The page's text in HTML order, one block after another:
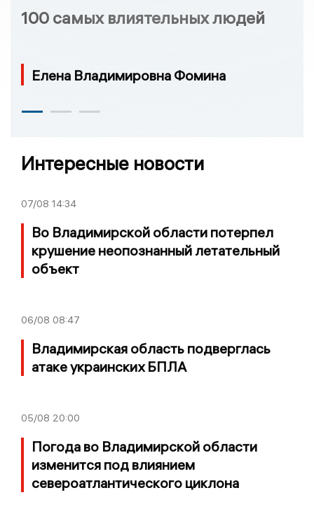
100 самых влиятельных людей
Елена Владимировна Фомина
Интересные новости
07/08 14:34
Во Владимирской области потерпел
крушение неопознанный летательный
объект
06/08 08:47
Владимирская область подверглась
атаке украинских БПЛА
05/08 20:00
Погода во Владимирской области
изменится под влиянием
североатлантического циклона